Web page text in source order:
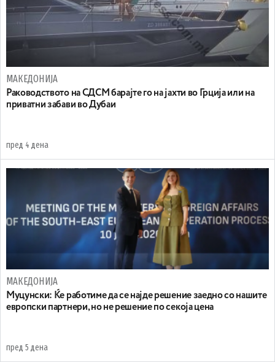
МАКЕДОНИЈА
Раководството на СДСМ барајте го на јахти во Грција или на
приватни забави во Дубаи
пред 4 дена
МАКЕДОНИЈА
Муцунски: Ќе работиме да се најде решение заедно со нашите
европски партнери, но не решение по секоја цена
пред 5 дена